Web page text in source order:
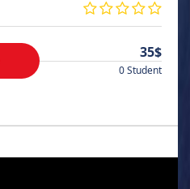
35$
0 Student